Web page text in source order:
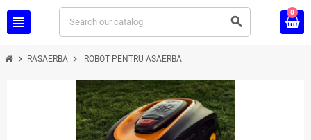
view_headline search
0
chevron_right RASAERBA chevron_right ROBOT PENTRU ASAERBA